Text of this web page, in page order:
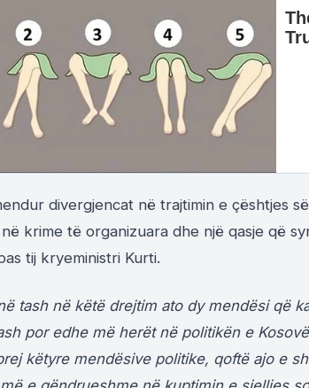
divergjencat në trajtimin e çështjes
krime të organizuara dhe një qasje që
tij kryeministri Kurti.
tash në këtë drejtim ato dy mendësi që
por edhe më herët në politikën e
këtyre mendësive politike, qoftë ajo e